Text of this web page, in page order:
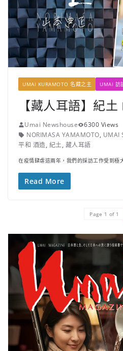
UMAI KURAMOTO 名藏之主 UMAI 訪
【藏人耳語】紀土
Umai Newshouse
6300 Views
NORIMASA YAMAMOTO, UMAI
平和 酒造, 紀土, 藏人耳語
在疫情肆虐這兩年，我們的採訪工作受到極
Read More
Page 1 of 1